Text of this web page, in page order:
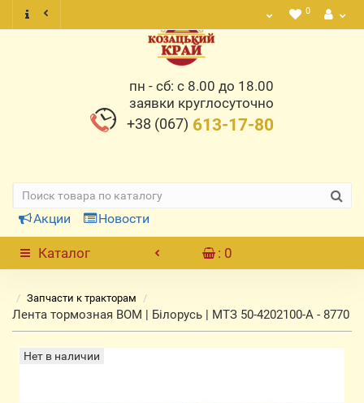
0
пн - сб: с 8.00 до 18.00
заявки круглосуточно
+38 (067) 613-17-80
Акции Новости
Каталог : 0
Запчасти к тракторам
Лента тормозная ВОМ | Білорусь | МТЗ 50-4202100-А - 8770
Нет в наличии